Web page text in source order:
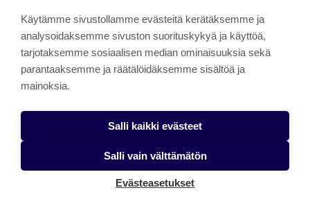
päättynyt 11.9.2023.
About the site
Käyttöehdot
Saavutettavuusseloste
Alasottoilmoitus
Käytämme sivustollamme evästeitä kerätäksemme ja
analysoidaksemme sivuston suorituskykyä ja käyttöä,
tarjotaksemme sosiaalisen median ominaisuuksia sekä
parantaaksemme ja räätälöidäksemme sisältöä ja
mainoksia.
Salli kaikki evästeet
Salli vain välttämätön
Evästeasetukset